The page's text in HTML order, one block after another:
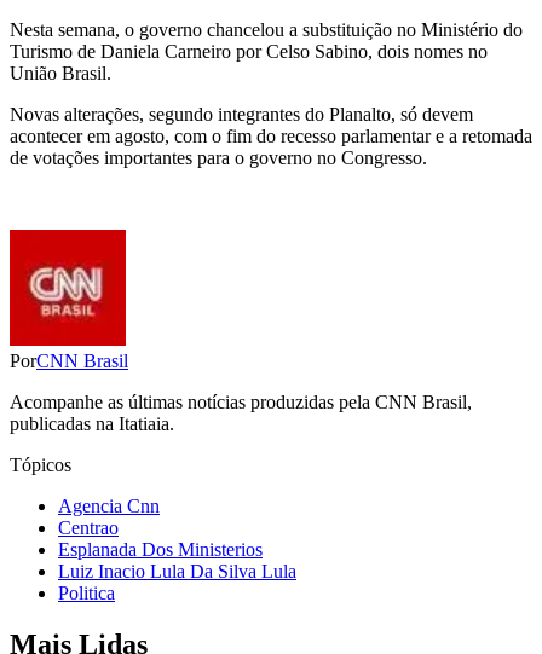
Nesta semana, o governo chancelou a substituição no Ministério do
Turismo de Daniela Carneiro por Celso Sabino, dois nomes no
União Brasil.
Novas alterações, segundo integrantes do Planalto, só devem
acontecer em agosto, com o fim do recesso parlamentar e a retomada
de votações importantes para o governo no Congresso.
PorCNN Brasil
Acompanhe as últimas notícias produzidas pela CNN Brasil,
publicadas na Itatiaia.
Tópicos
Agencia Cnn
Centrao
Esplanada Dos Ministerios
Luiz Inacio Lula Da Silva Lula
Politica
Mais Lidas